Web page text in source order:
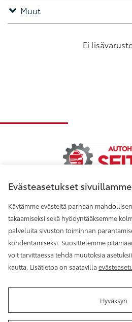
Muut
Ei
Autohuolto Seitoy Oy
Autohuolto Seitoy, Jalasjärvi
Evästeasetukset sivuillamme
Käytämme evästeitä parhaan
takaamiseksi sekä hyödyntääksemme
palveluita sivuston toiminnan
kohdentamiseksi. Suosittelemme
voit tarvittaessa tehdä muutoksia
kautta. Lisätietoa on saatavilla
Hyväksyn